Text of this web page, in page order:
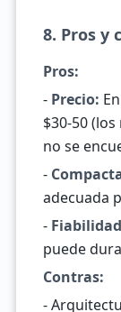
8. Pros y
Pros:
- Precio:
$30-50
no se
-
adecuada
-
puede
Contras:
-